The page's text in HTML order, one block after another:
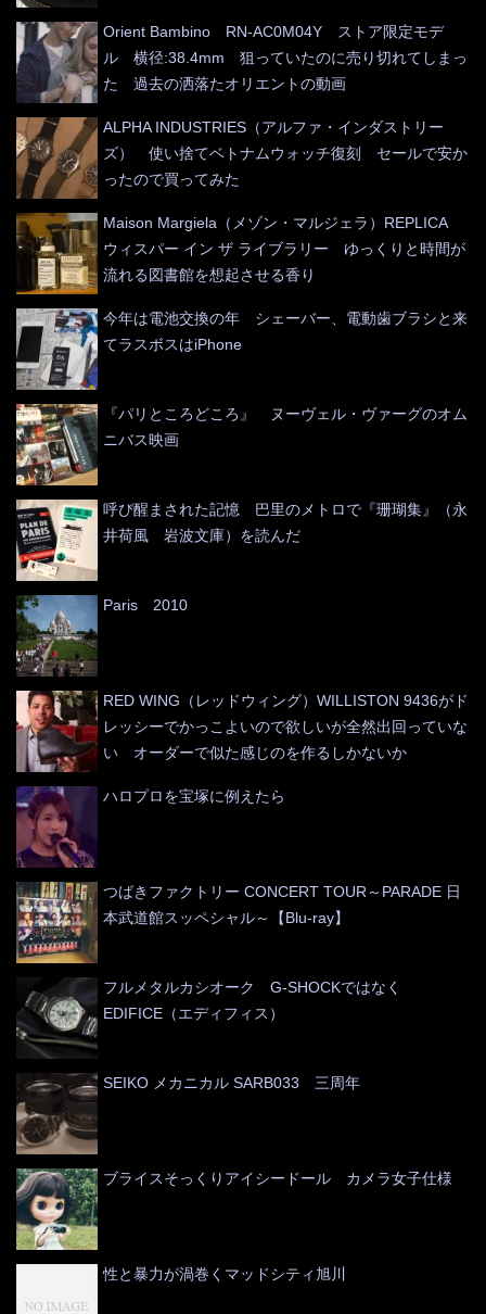
Orient Bambino RN-AC0M04Y ストア限定モデ
ル 横径:38.4mm 狙っていたのに売り切れてしまっ
た 過去の洒落たオリエントの動画
ALPHA INDUSTRIES（アルファ・インダストリー
ズ） 使い捨てベトナムウォッチ復刻 セールで安か
ったので買ってみた
Maison Margiela（メゾン・マルジェラ）REPLICA
ウィスパー イン ザ ライブラリー ゆっくりと時間が
流れる図書館を想起させる香り
今年は電池交換の年 シェーバー、電動歯ブラシと来
てラスボスはiPhone
『パリところどころ』 ヌーヴェル・ヴァーグのオム
ニバス映画
呼び醒まされた記憶 巴里のメトロで『珊瑚集』（永
井荷風 岩波文庫）を読んだ
Paris 2010
RED WING（レッドウィング）WILLISTON 9436がド
レッシーでかっこよいので欲しいが全然出回っていな
い オーダーで似た感じのを作るしかないか
ハロプロを宝塚に例えたら
つばきファクトリー CONCERT TOUR～PARADE 日
本武道館スッペシャル～【Blu-ray】
フルメタルカシオーク G-SHOCKではなく
EDIFICE（エディフィス）
SEIKO メカニカル SARB033 三周年
ブライスそっくりアイシードール カメラ女子仕様
性と暴力が渦巻くマッドシティ旭川